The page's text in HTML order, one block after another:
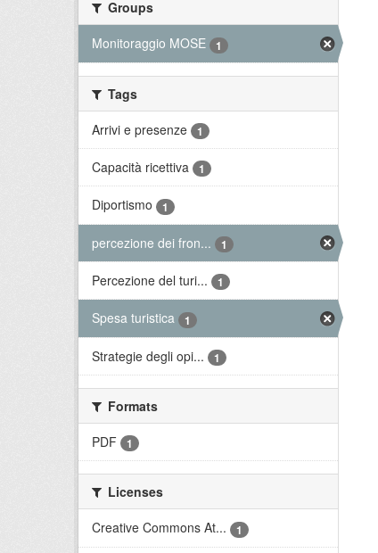
Groups
Monitoraggio MOSE
1
Tags
Arrivi e presenze
1
Capacità ricettiva 1
Diportismo 1
percezione dei fron... 1
Percezione del turi... 1
Spesa turistica 1
Strategie degli opi... 1
Formats
PDF
1
Licenses
Creative Commons At...
1